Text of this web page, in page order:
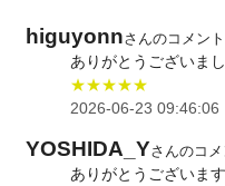
higuyonnさんのコメント
ありがとうございま
★★★★★
2026-06-23 09:46:06
YOSHIDA_Yさんのコメ
ありがとうございま